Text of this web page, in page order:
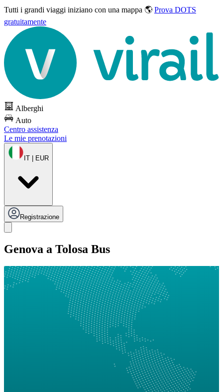
Tutti i grandi viaggi iniziano con una mappa 🌎 Prova DOTS
gratuitamente
Alberghi
Auto
Centro assistenza
Le mie prenotazioni
IT | EUR
Registrazione
Genova a Tolosa Bus